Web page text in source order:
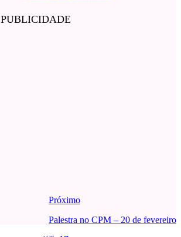
PUBLICIDADE
Próximo
Palestra no CPM – 20 de fevereiro